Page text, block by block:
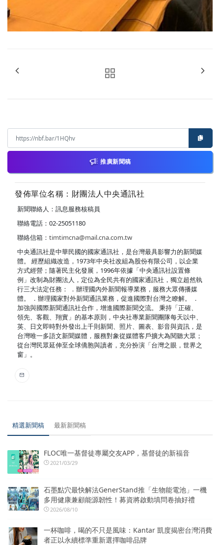
推廣新聞稿
發佈單位名稱：財團法人中央通訊社
新聞聯絡人：訊息服務核稿員
聯絡電話：02-25051180
聯絡信箱： timtimcna@mail.cna.com.tw
中央通訊社是中華民國的國家通訊社，是台灣最具影響力的新聞媒
體。 經歷組織改造，1973年中央社改組為股份有限公司，以企業
方式經營；隨著民主化發展，1996年依據「中央通訊社設置條
例」改制為財團法人，定位為全民共有的國家通訊社，獨立超然執
行三大法定任務： ．辦理國內外新聞報導業務，服務大眾傳播媒
體。 ．辦理國家對外新聞通訊業務，促進國際對台灣之瞭解。 ．
加強與國際新聞通訊社合作，增進國際新聞交流。 秉持「正確、
領先、客觀、翔實」的基本原則，中央社專業新聞團隊每天以中、
英、日文即時對外發出上千則新聞、照片、圖表、影音與資訊，是
台灣唯一多語文新聞媒體，服務對象從媒體客戶擴大為閱聽大眾；
從台灣民眾延伸至全球僑胞與讀者，充分扮演「台灣之眼，世界之
窗」。
精選新聞稿 最新新聞稿
FLOC唯一基督徒專屬交友APP，基督徒的新福音
2021/03/29
石墨點穴最快解法GenerStand推「生物能電池」一機
多用健康兼顧能源韌性！募資將啟動填問卷抽好禮
2026/08/10
一杯咖啡，喝的不只是風味：Kantar 凱度揭密台灣消費
者正以永續標準重新選擇咖啡品牌